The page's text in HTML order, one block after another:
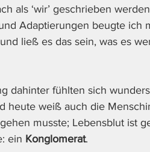
als ‘wir’ geschrieben
Adaptierungen beugte ich
ließ es das sein, was es
dahinter fühlten sich
heute weiß auch die
musste; Lebensblut ist
ein Konglomerat.